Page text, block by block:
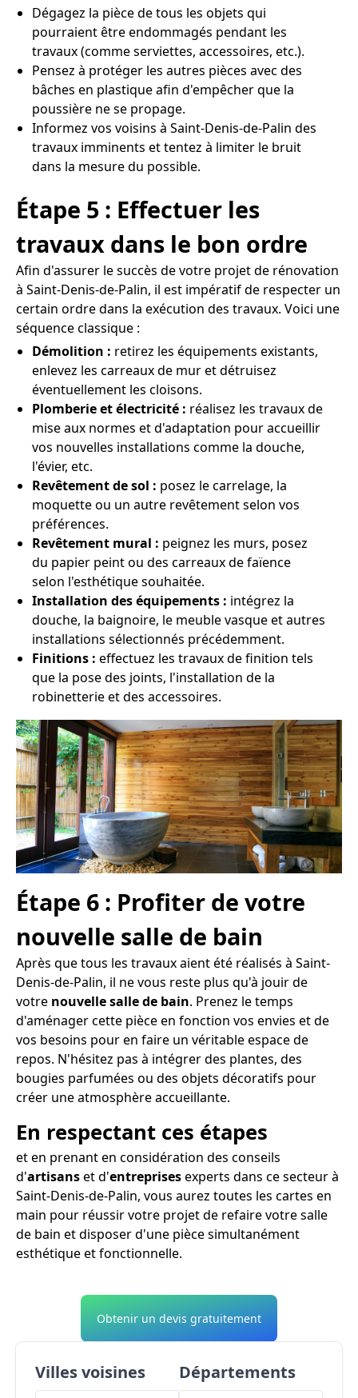
Dégagez la pièce de tous les objets qui
pourraient être endommagés pendant les
travaux (comme serviettes, accessoires, etc.).
Pensez à protéger les autres pièces avec des
bâches en plastique afin d'empêcher que la
poussière ne se propage.
Informez vos voisins à Saint-Denis-de-Palin des
travaux imminents et tentez à limiter le bruit
dans la mesure du possible.
Étape 5 : Effectuer les
travaux dans le bon ordre
Afin d'assurer le succès de votre projet de rénovation
à Saint-Denis-de-Palin, il est impératif de respecter un
certain ordre dans la exécution des travaux. Voici une
séquence classique :
Démolition : retirez les équipements existants,
enlevez les carreaux de mur et détruisez
éventuellement les cloisons.
Plomberie et électricité : réalisez les travaux de
mise aux normes et d'adaptation pour accueillir
vos nouvelles installations comme la douche,
l'évier, etc.
Revêtement de sol : posez le carrelage, la
moquette ou un autre revêtement selon vos
préférences.
Revêtement mural : peignez les murs, posez
du papier peint ou des carreaux de faïence
selon l'esthétique souhaitée.
Installation des équipements : intégrez la
douche, la baignoire, le meuble vasque et autres
installations sélectionnés précédemment.
Finitions : effectuez les travaux de finition tels
que la pose des joints, l'installation de la
robinetterie et des accessoires.
Étape 6 : Profiter de votre
nouvelle salle de bain
Après que tous les travaux aient été réalisés à Saint-
Denis-de-Palin, il ne vous reste plus qu'à jouir de
votre nouvelle salle de bain. Prenez le temps
d'aménager cette pièce en fonction vos envies et de
vos besoins pour en faire un véritable espace de
repos. N'hésitez pas à intégrer des plantes, des
bougies parfumées ou des objets décoratifs pour
créer une atmosphère accueillante.
En respectant ces étapes
et en prenant en considération des conseils
d'artisanset d'entreprisesexperts dans ce secteur à
Saint-Denis-de-Palin, vous aurez toutes les cartes en
main pour réussir votre projet de refaire votre salle
de bain et disposer d'une pièce simultanément
esthétique et fonctionnelle.
Obtenir un devis gratuitement
Villes voisines Départements